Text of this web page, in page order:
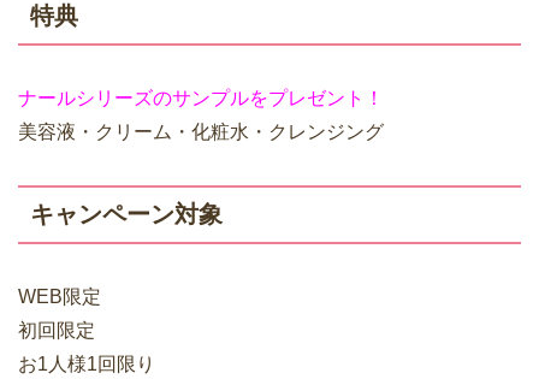
特典
ナールシリーズのサンプルをプレゼント！
美容液・クリーム・化粧水・クレンジング
キャンペーン対象
WEB限定
初回限定
お1人様1回限り